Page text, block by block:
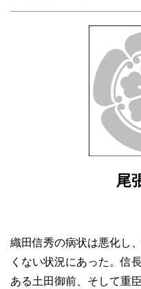
尾
織田信秀の病状は悪化し
くない状況にあった。信
ある土田御前、そして重